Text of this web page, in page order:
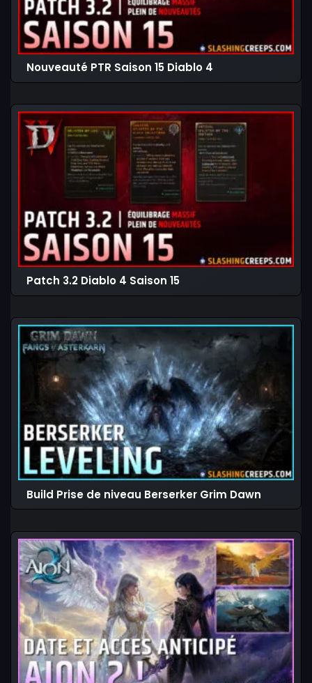
Nouveauté PTR Saison 15 Diablo 4
Patch 3.2 Diablo 4 Saison 15
Build Prise de niveau Berserker Grim Dawn